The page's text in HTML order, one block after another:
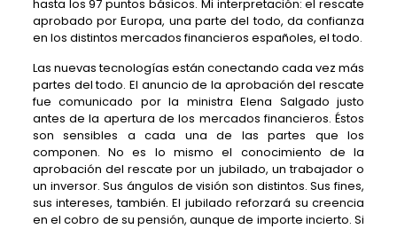
hasta los 97 puntos básicos. Mi interpretación: el rescate
aprobado por Europa, una parte del todo, da confianza
en los distintos mercados financieros españoles, el todo.
Las nuevas tecnologías están conectando cada vez más
partes del todo. El anuncio de la aprobación del rescate
fue comunicado por la ministra Elena Salgado justo
antes de la apertura de los mercados financieros. Éstos
son sensibles a cada una de las partes que los
componen. No es lo mismo el conocimiento de la
aprobación del rescate por un jubilado, un trabajador o
un inversor. Sus ángulos de visión son distintos. Sus fines,
sus intereses, también. El jubilado reforzará su creencia
en el cobro de su pensión, aunque de importe incierto. Si